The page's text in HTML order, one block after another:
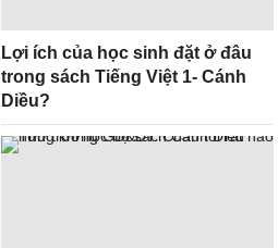
Lợi ích của học sinh đặt ở đâu
trong sách Tiếng Việt 1- Cánh
Diều?